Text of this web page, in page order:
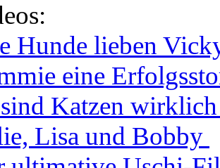
Hunde lieben
eine
Katzen
Lisa und Bobby